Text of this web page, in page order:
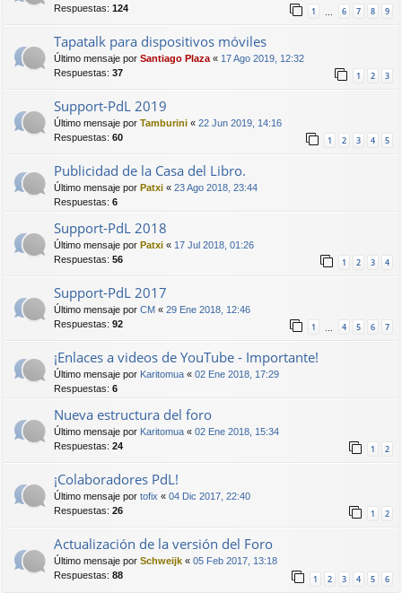
Respuestas: 124 1 6 7 8 9
Tapatalk para dispositivos móviles
Último mensaje por Santiago Plaza « 17 Ago 2019, 12:32
Respuestas: 37 1 2 3
Support-PdL 2019
Último mensaje por Tamburini « 22 Jun 2019, 14:16
Respuestas: 60 1 2 3 4 5
Publicidad de la Casa del Libro.
Último mensaje por Patxi « 23 Ago 2018, 23:44
Respuestas: 6
Support-PdL 2018
Último mensaje por Patxi « 17 Jul 2018, 01:26
Respuestas: 56 1 2 3 4
Support-PdL 2017
Último mensaje por CM « 29 Ene 2018, 12:46
Respuestas: 92 1 … 4 5 6 7
¡Enlaces a videos de YouTube - Importante!
Último mensaje por Karitomua « 02 Ene 2018, 17:29
Respuestas: 6
Nueva estructura del foro
Último mensaje por Karitomua « 02 Ene 2018, 15:34
Respuestas: 24 1 2
¡Colaboradores PdL!
Último mensaje por tofix « 04 Dic 2017, 22:40
Respuestas: 26 1 2
Actualización de la versión del Foro
Último mensaje por Schweijk « 05 Feb 2017, 13:18
Respuestas: 88 1 2 3 4 5 6